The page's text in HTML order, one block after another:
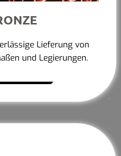
Lieferung von
und Legierungen.